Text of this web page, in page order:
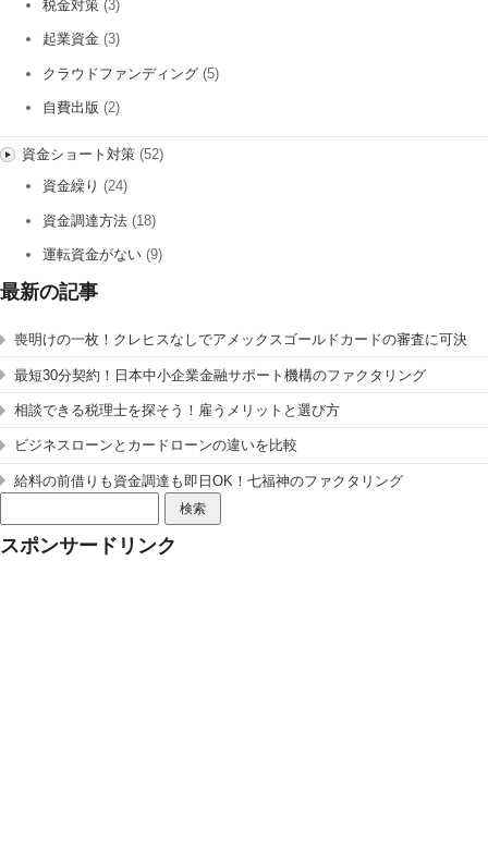
税金対策 (3)
起業資金 (3)
クラウドファンディング (5)
自費出版 (2)
資金ショート対策(52)
資金繰り (24)
資金調達方法 (18)
運転資金がない (9)
最新の記事
喪明けの一枚！クレヒスなしでアメックスゴールドカードの審査に可決
最短30分契約！日本中小企業金融サポート機構のファクタリング
相談できる税理士を探そう！雇うメリットと選び方
ビジネスローンとカードローンの違いを比較
給料の前借りも資金調達も即日OK！七福神のファクタリング
索:
スポンサードリンク